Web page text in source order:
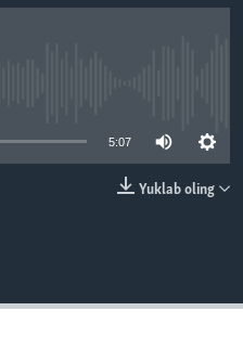
5:07
Yuklab oling